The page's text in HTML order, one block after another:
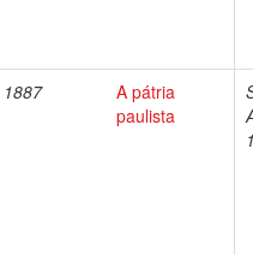
1887
A pátria
paulista